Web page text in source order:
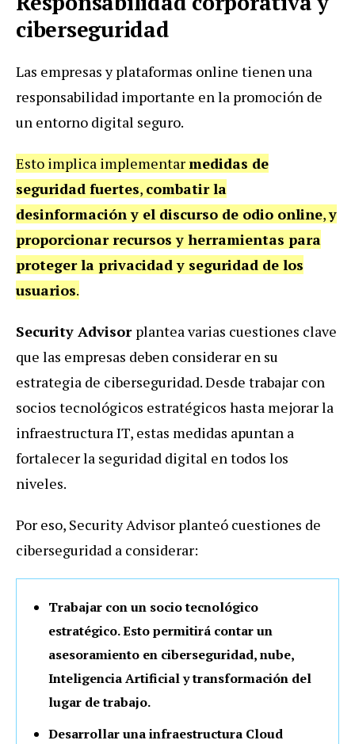
ciberseguridad
Las empresas y plataformas online tienen una
responsabilidad importante en la promoción de
un entorno digital seguro.
Esto implica implementarmedidas de
seguridad fuertes, combatir la
desinformación y el discurso de odio online,y
proporcionar recursos y herramientas para
proteger la privacidad y seguridad de los
usuarios.
Security Advisor plantea varias cuestiones clave
que las empresas deben considerar en su
estrategia de ciberseguridad. Desde trabajar con
socios tecnológicos estratégicos hasta mejorar la
infraestructura IT, estas medidas apuntan a
fortalecer la seguridad digital en todos los
niveles.
Por eso, Security Advisor planteó cuestiones de
ciberseguridad a considerar:
Trabajar con un socio tecnológico
estratégico. Esto permitirá contar un
asesoramiento en ciberseguridad, nube,
Inteligencia Artificial y transformación del
lugar de trabajo.
Desarrollar una infraestructura Cloud